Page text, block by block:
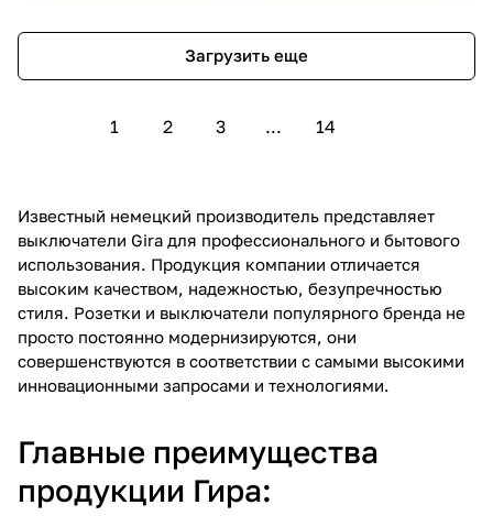
Загрузить еще
1 2 3 ... 14
Известный немецкий производитель представляет
выключатели Gira для профессионального и бытового
использования. Продукция компании отличается
высоким качеством, надежностью, безупречностью
стиля. Розетки и выключатели популярного бренда не
просто постоянно модернизируются, они
совершенствуются в соответствии с самыми высокими
инновационными запросами и технологиями.
Главные преимущества
продукции Гира: